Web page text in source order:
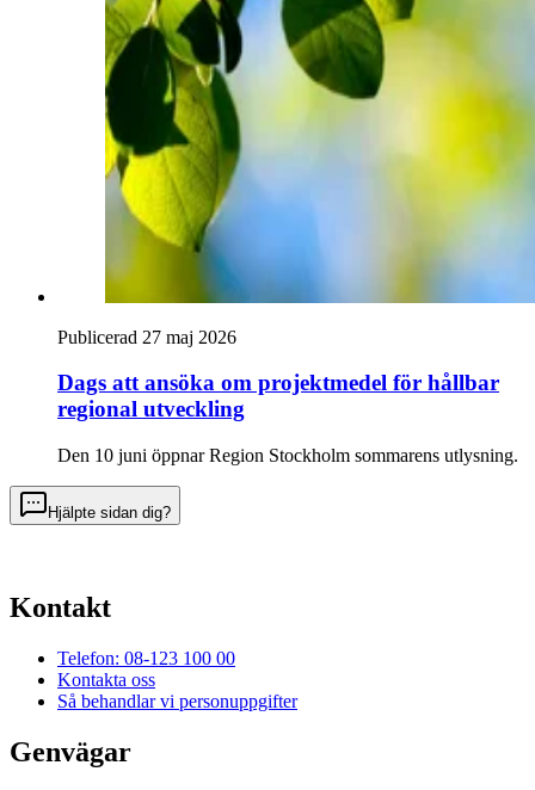
Publicerad 27 maj 2026
Dags att ansöka om projektmedel för hållbar
regional utveckling
Den 10 juni öppnar Region Stockholm sommarens utlysning.
Hjälpte sidan dig?
Kontakt
Telefon: 08-123 100 00
Kontakta oss
Så behandlar vi personuppgifter
Genvägar